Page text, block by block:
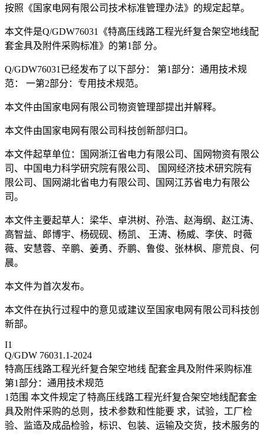
按照《国家电网有限公司技术标准管理办法》的规定起草。
本文件是Q/GDW76031《特高压线路工程光纤复合架空地线配
套金具及附件采购标准》的第1部 分。
Q/GDW76031已经发布了以下部分： 第1部分：通用技术规
范： 一第2部分：专用技术规范。
本文件由国家电网有限公司物资管理部提出并解释。
本文件由国家电网有限公司科技创新部归口。
本文件起草单位：国网浙江省电力有限公司、国网物资有限公
司、中国电力科学研究院有限公司、 国网经济技术研究院有
限公司、国网湖北省电力有限公司、国网江苏省电力有限公
司。
本文件主要起草人：梁华、卓洪树、孙浩、赵海纲、赵江涛、
高智益、郎博宇、杨砚砚、杨凯、 王涛、杨威、李侠、时薇
薇、安慧蓉、辛鹏、姜勇、乔鹏、鲁俊、张林枫、廖荒良、何
晨。
本文件为首次发布。
本文件在执行过程中的意见或建议至国家电网有限公司科技创
新部。
I1
Q/GDW 76031.1-2024
特高压线路工程光纤复合架空地线 配套金具及附件采购标准
第1部分：通用技术规范
1范围 本文件规定了特高压线路工程光纤复合架空地线配套金
具及附件采购的总则，技术参数和性能要 求，试验，工厂检
验、监造及成品检验，标识、包装、运输及交货，技术服务的